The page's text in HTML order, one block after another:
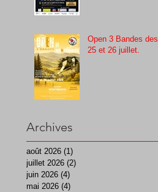
Open 3 Bandes des
25 et 26 juillet.
Archives
août 2026 (1)
juillet 2026 (2)
juin 2026 (4)
mai 2026 (4)